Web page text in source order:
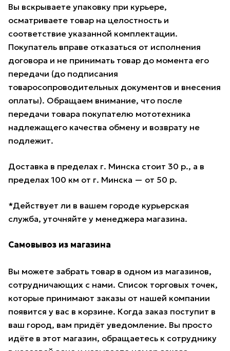
Вы вскрываете упаковку при курьере,
осматриваете товар на целостность и
соответствие указанной комплектации.
Покупатель вправе отказаться от исполнения
договора и не принимать товар до момента его
передачи (до подписания
товаросопроводительных документов и внесения
оплаты). Обращаем внимание, что после
передачи товара покупателю мототехника
надлежащего качества обмену и возврату не
подлежит.
Доставка в пределах г. Минска стоит 30 р., а в
пределах 100 км от г. Минска — от 50 р.
*Действует ли в вашем городе курьерская
служба, уточняйте у менеджера магазина.
Самовывоз из магазина
Вы можете забрать товар в одном из магазинов,
сотрудничающих с нами. Список торговых точек,
которые принимают заказы от нашей компании
появится у вас в корзине. Когда заказ поступит в
ваш город, вам придёт уведомление. Вы просто
идёте в этот магазин, обращаетесь к сотруднику